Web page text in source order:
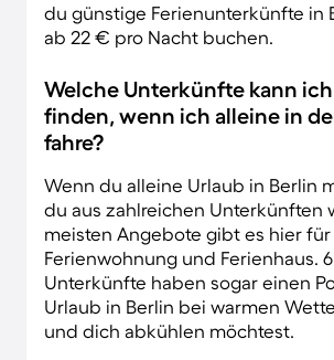
du günstige Ferienunterkünfte in
ab 22 € pro Nacht buchen.
Welche Unterkünfte kann
finden, wenn ich alleine in
fahre?
Wenn du alleine Urlaub in Berlin
du aus zahlreichen Unterkünften
meisten Angebote gibt es hier für
Ferienwohnung und Ferienhaus.
Unterkünfte haben sogar einen
Urlaub in Berlin bei warmen
und dich abkühlen möchtest.